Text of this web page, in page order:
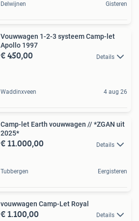
Delwijnen Gisteren
Vouwwagen 1-2-3 systeem Camp-let
Apollo 1997
€ 450,00 Details
Waddinxveen 4 aug 26
Camp-let Earth vouwwagen // *ZGAN uit
2025*
€ 11.000,00 Details
Tubbergen Eergisteren
vouwwagen Camp-Let Royal
€ 1.100,00 Details